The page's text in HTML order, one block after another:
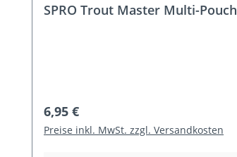
SPRO Trout Master Multi-Pouch
Regulärer Preis:
6,95 €
Preise inkl. MwSt. zzgl. Versandkosten